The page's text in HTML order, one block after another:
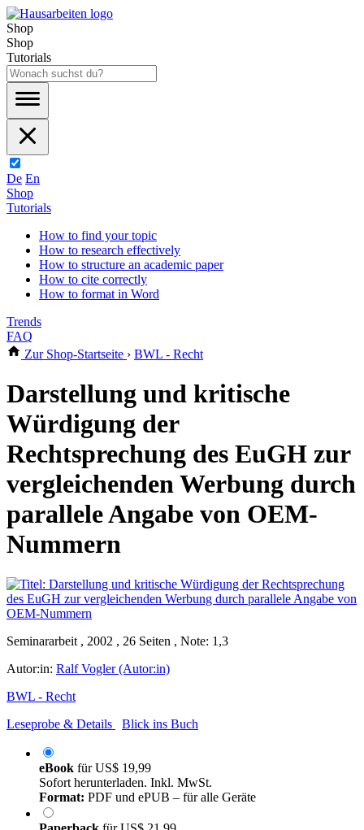
Shop
Shop
Tutorials
De En
Shop
Tutorials
How to find your topic
How to research effectively
How to structure an academic paper
How to cite correctly
How to format in Word
Trends
FAQ
Zur Shop-Startseite › BWL - Recht
Darstellung und kritische
Würdigung der
Rechtsprechung des EuGH zur
vergleichenden Werbung durch
parallele Angabe von OEM-
Nummern
Seminararbeit , 2002 , 26 Seiten , Note: 1,3
Autor:in: Ralf Vogler (Autor:in)
BWL - Recht
Leseprobe & Details
Blick ins Buch
eBook fürUS$ 19,99
Sofort herunterladen. Inkl. MwSt.
Format: PDF und ePUB – für alle Geräte